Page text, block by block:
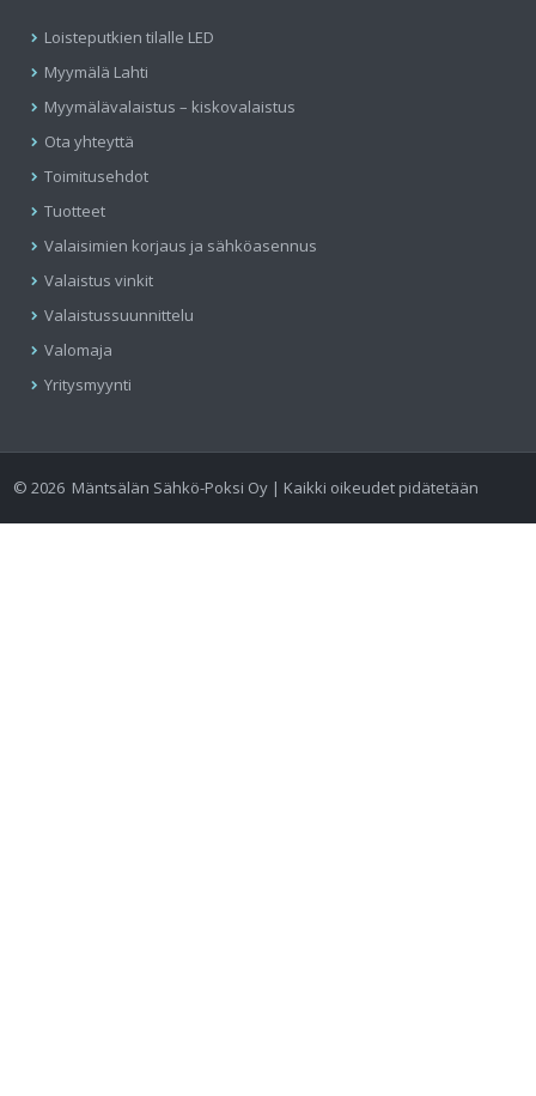
Loisteputkien tilalle LED
Myymälä Lahti
Myymälävalaistus – kiskovalaistus
Ota yhteyttä
Toimitusehdot
Tuotteet
Valaisimien korjaus ja sähköasennus
Valaistus vinkit
Valaistussuunnittelu
Valomaja
Yritysmyynti
©2026 Mäntsälän Sähkö-Poksi Oy | Kaikki oikeudet pidätetään